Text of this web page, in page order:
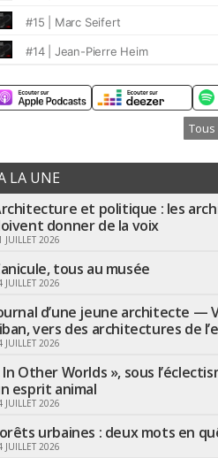
LA UNE
et politique : les
donner de la voix
JUILLET 2026
tous au musée
JUILLET 2026
d’une jeune architecte —
vers des architectures de
JUILLET 2026
In Other Worlds », sous
esprit animal
JUILLET 2026
urbaines : deux mots en
JUILLET 2026